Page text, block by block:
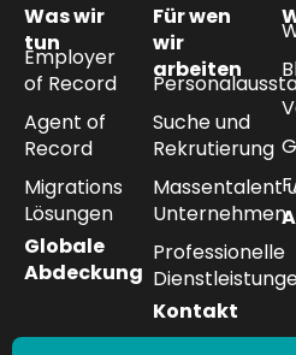
Was wir
tun
Employer
of Record
Agent of
Record
Migrations
Lösungen
Globale
Abdeckung
Für wen
wir
arbeiten
Suche und
Rekrutierung
Massentalent
Unternehmen
Professionelle
Kontakt